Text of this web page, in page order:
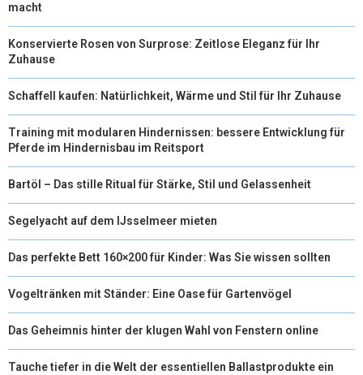
macht
Konservierte Rosen von Surprose: Zeitlose Eleganz für Ihr
Zuhause
Schaffell kaufen: Natürlichkeit, Wärme und Stil für Ihr Zuhause
Training mit modularen Hindernissen: bessere Entwicklung für
Pferde im Hindernisbau im Reitsport
Bartöl – Das stille Ritual für Stärke, Stil und Gelassenheit
Segelyacht auf dem IJsselmeer mieten
Das perfekte Bett 160×200 für Kinder: Was Sie wissen sollten
Vogeltränken mit Ständer: Eine Oase für Gartenvögel
Das Geheimnis hinter der klugen Wahl von Fenstern online
Tauche tiefer in die Welt der essentiellen Ballastprodukte ein